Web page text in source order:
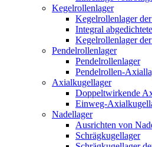
Kegelrollenlager
Kegelrollenlager
Integral
Kegelrollenlager
Pendelrollenlager
Pendelrollenlager
Pendelrollen-
Axialkugellager
Doppeltwirkende
Einweg-
Nadellager
Ausrichten von
Schrägkugellager